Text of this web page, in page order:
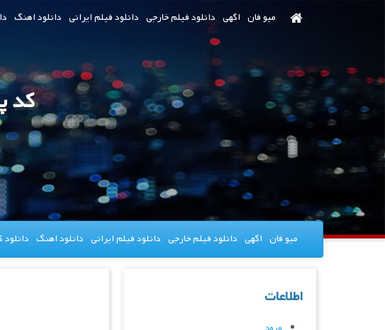
میو فان اگهی دانلود فیلم خارجی دانلود فیلم ایرانی دانلود اهنگ
کد
میو فان اگهی دانلود فیلم خارجی دانلود فیلم ایرانی دانلود اهنگ دانلود
اطلاعات